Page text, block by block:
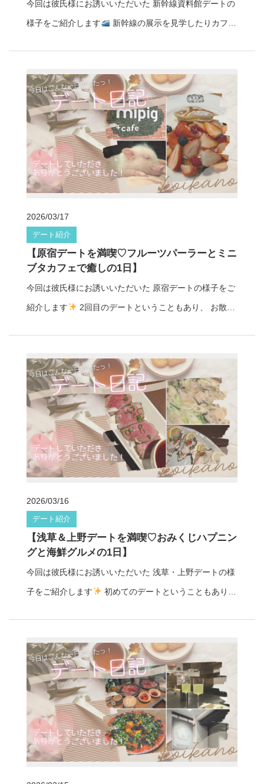
とうございました 桜庭あやめは包容力あふれる癒し系
タイプのキャスト♡ 穏やかな雰囲気の中で会話を楽しめ
るのが魅力です。 とても聞き上手なので自然となんでも
きデートにもぴったりの彼女です♩ デート彼女
あやめ プロフィールhttps://www.koikano-tokyo.jp/profile/
sakuraba-ayame/ レンタル彼女コイカノで、 高円寺のカ
フェ巡りやゆったりお話を楽しむデートを 体験してみま
せんか？ お気軽にお問い合わせください マッチ
ングの相談はこちら♡
今回は彼氏様にお誘いいただいた 新幹線資料館デートの
様子をご紹介します 新幹線の展示を見学したりカフェ
デート まず訪れたのは新幹線の資料館。 彼氏様がとても
新幹線に詳しく、 展示されている道具や設備についてわ
かりやすく解説してくださったそうです。 普段なかなか
知ることのない世界のお話を聞きながら、 まるで先生の
ようでかっこよかったとのこと 自分の知らないことを
知っている姿に、 思わず尊敬してしまう楽しい時間にな
を楽しんだ後はコメダ珈琲店へ
で ゆっくりお話ししながら休憩タイム。 デートの思い出
を振り返りながら、 ほっと一息つける穏やかな時間を過
ごされたそうです。 彼氏様、デートしていただきありが
とうございました 星崎夢羽は親しみやすい癒し系タイ
プのキャスト♡ 隣でニコニコしている姿に思わずキュン
としてしまう 明るく優しい雰囲気が魅力です。 ゆったり
彼女です♩ デート彼女 星崎夢羽 プロフィールhttps://
www.koikano-tokyo.jp/profile/hoshizaki-yumemo/ レンタ
ル彼女コイカノで、 資料館デートやカフェでのんびり過
ごす時間を 体験してみませんか？ お気軽にお問い合
わせください マッチングの相談はこちら♡
2026/03/17
デート紹介
【原宿デートを満喫♡フルーツパーラーとミニ
ブタカフェで癒しの1日】
今回は彼氏様にお誘いいただいた 原宿デートの様子をご
紹介します 2回目のデートということもあり、 お散歩
この日はとても天気が良く、 まさにデート日和の1日だ
ったそうです 原宿の街を歩きながら、 お互いに行き
たいお店の話をしたりと、 自然と会話も弾む楽しいお散
歩デートになりました。 ◆ フルーツパーラーでカフェタ
イム まずはフルーツパーラーでひと休み 甘くて美味
しいフルーツを楽しみながら、 ゆったりとしたカフェタ
宿デートの楽しみのひとつですね♪ ◆ 念願のミニブタカ
フェで癒し時間 その後はお互いに気になっていたミニブ
タカフェへ 可愛いミニブタたちに囲まれて思わず笑顔
になる癒しの時間に。 動物カフェならではの ほっこりし
た雰囲気を楽しめたそうです 彼氏様、デートしていた
だきありがとうございました 中山優愛はアイドルやカ
メラが好きで、 カフェ巡りや食べ歩きなどのんびりした
きを楽しみたい方にぴったりの彼女です♩ デート彼女
中山優愛 プロフィールhttps://www.koikano-tokyo.jp/profil
e/nakayama-yua/ レンタル彼女コイカノで、 原宿のカフ
ェ巡りや動物カフェデートを 体験してみませんか？
お気軽にお問い合わせください
2026/03/16
デート紹介
【浅草＆上野デートを満喫♡おみくじハプニン
グと海鮮グルメの1日】
今回は彼氏様にお誘いいただいた 浅草・上野デートの様
子をご紹介します 初めてのデートということもあり、
待ち合わせは浅草駅。 浅草といえばおみくじ…というこ
とで引いてみると、 なんと2人そろって凶！ 思わぬミラ
クルに思わず笑ってしまう、 初デートのスタートから印
象的な思い出ができました ◆ 上野動物園でソフトク
リームハプニング その後は 『上野動物園』へ。 彼氏様
が楽しみにしていたチョコソフトクリームが まさかの売